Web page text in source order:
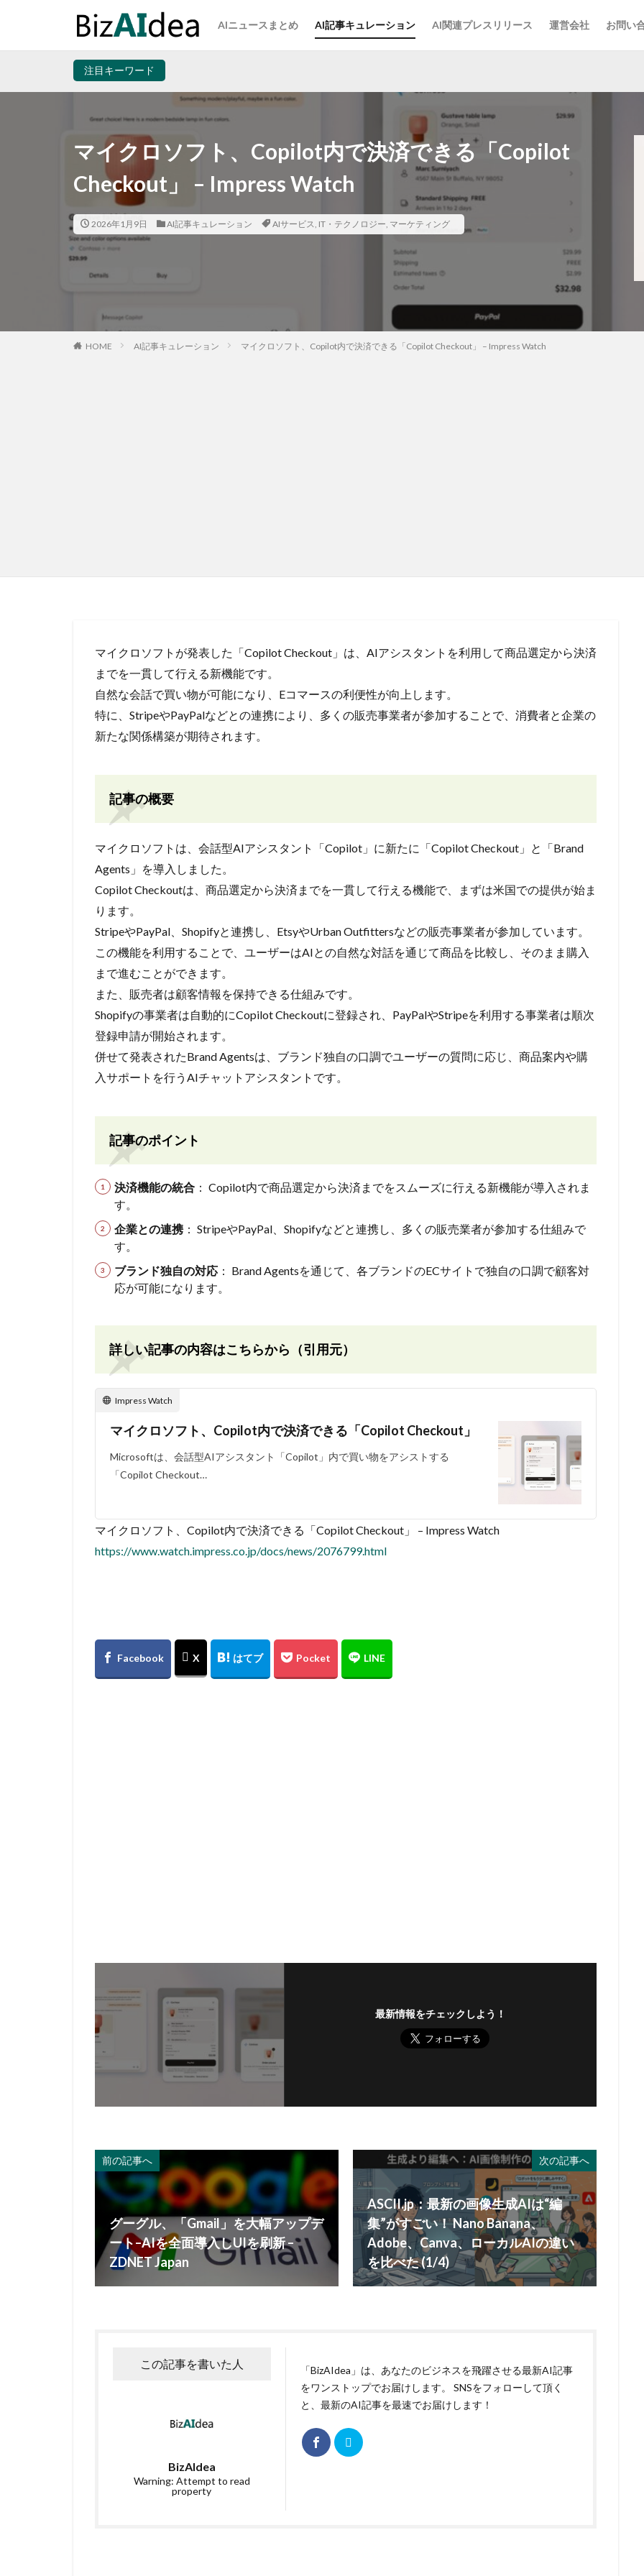
AIニュースまとめ AI記事キュレーション AI関連プレスリリース 運営会社 お問い
注目キーワード
マイクロソフト、Copilot内で決済できる「Copilot
Checkout」 – Impress Watch
2026年1月9日 AI記事キュレーション AIサービス, IT・テクノロジー, マーケティング
HOME AI記事キュレーション マイクロソフト、Copilot内で決済できる「Copilot Checkout」 – Impress Watch
マイクロソフトが発表した「Copilot Checkout」は、AIアシスタントを利用して商品選定から決済
までを一貫して行える新機能です。
自然な会話で買い物が可能になり、Eコマースの利便性が向上します。
特に、StripeやPayPalなどとの連携により、多くの販売事業者が参加することで、消費者と企業の
新たな関係構築が期待されます。
記事の概要
マイクロソフトは、会話型AIアシスタント「Copilot」に新たに「Copilot Checkout」と「Brand
Agents」を導入しました。
Copilot Checkoutは、商品選定から決済までを一貫して行える機能で、まずは米国での提供が始ま
ります。
StripeやPayPal、Shopifyと連携し、EtsyやUrban Outfittersなどの販売事業者が参加しています。
この機能を利用することで、ユーザーはAIとの自然な対話を通じて商品を比較し、そのまま購入
まで進むことができます。
また、販売者は顧客情報を保持できる仕組みです。
Shopifyの事業者は自動的にCopilot Checkoutに登録され、PayPalやStripeを利用する事業者は順次
登録申請が開始されます。
併せて発表されたBrand Agentsは、ブランド独自の口調でユーザーの質問に応じ、商品案内や購
入サポートを行うAIチャットアシスタントです。
記事のポイント
決済機能の統合 ： Copilot内で商品選定から決済までをスムーズに行える新機能が導入されま
す。
企業との連携 ： StripeやPayPal、Shopifyなどと連携し、多くの販売業者が参加する仕組みで
す。
ブランド独自の対応 ： Brand Agentsを通じて、各ブランドのECサイトで独自の口調で顧客対
応が可能になります。
詳しい記事の内容はこちらから（引用元）
Impress Watch
マイクロソフト、Copilot内で決済できる「Copilot Checkout」
Microsoftは、会話型AIアシスタント「Copilot」内で買い物をアシストする
「Copilot Checkout…
マイクロソフト、Copilot内で決済できる「Copilot Checkout」 – Impress Watch
https://www.watch.impress.co.jp/docs/news/2076799.html
最新情報をチェックしよう！
前の記事へ
グーグル、「Gmail」を大幅アップデ
ート–AIを全面導入しUIを刷新 –
ZDNET Japan
次の記事へ
ASCII.jp：最新の画像生成AIは“編
集”がすごい！ Nano Banana、
Adobe、Canva、ローカルAIの違い
を比べた (1/4)
この記事を書いた人
BizAIdea
Warning: Attempt to read
property
「BizAIdea」は、あなたのビジネスを飛躍させる最新AI記事
をワンストップでお届けします。 SNSをフォローして頂く
と、最新のAI記事を最速でお届けします！